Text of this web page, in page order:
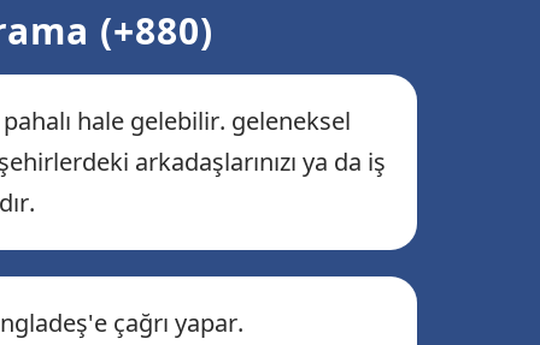
(+880)
hale gelebilir. geleneksel
arkadaşlarınızı ya da iş
çağrı yapar.